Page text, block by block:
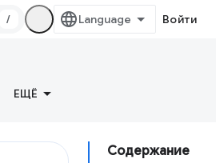
/ Войти
ЕЩЁ
Содержание